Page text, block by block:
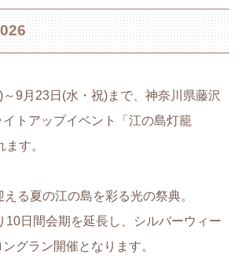
9月23日(水・祝)まで、神奈川県藤沢
トアップイベント「江の島灯籠
す。
る夏の江の島を彩る光の祭典。
10日間会期を延長し、シルバーウィー
グラン開催となります。